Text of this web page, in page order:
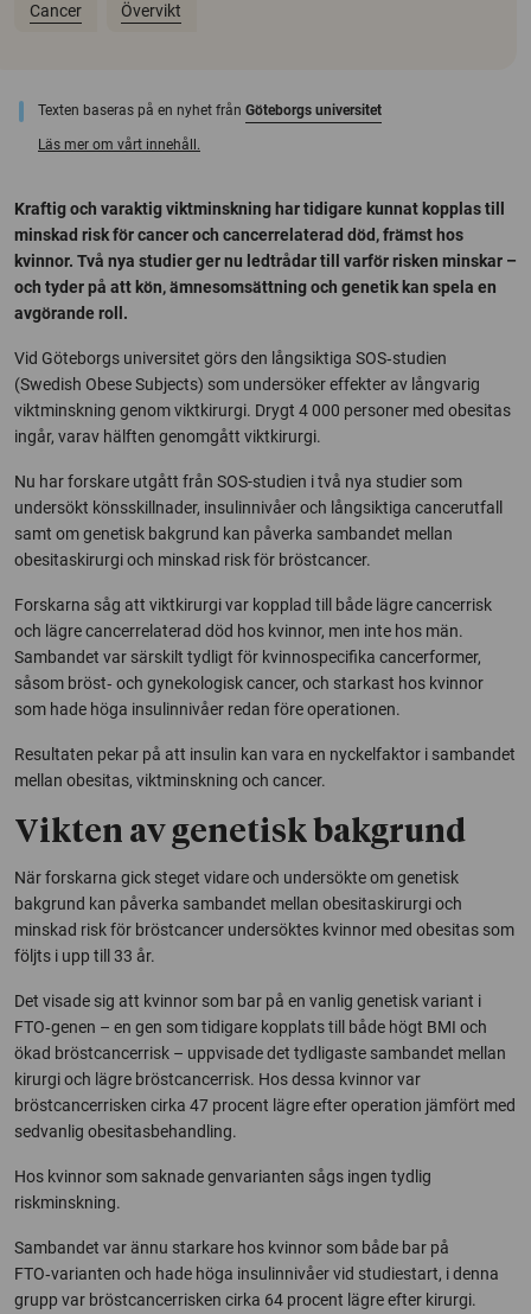
Cancer Övervikt
Texten baseras på en nyhet från Göteborgs universitet
Läs mer om vårt innehåll.
Kraftig och varaktig viktminskning har tidigare kunnat kopplas till
minskad risk för cancer och cancerrelaterad död, främst hos
kvinnor. Två nya studier ger nu ledtrådar till varför risken minskar –
och tyder på att kön, ämnesomsättning och genetik kan spela en
avgörande roll.
Vid Göteborgs universitet görs den långsiktiga SOS‑studien
(Swedish Obese Subjects) som undersöker effekter av långvarig
viktminskning genom viktkirurgi. Drygt 4 000 personer med obesitas
ingår, varav hälften genomgått viktkirurgi.
Nu har forskare utgått från SOS-studien i två nya studier som
undersökt könsskillnader, insulinnivåer och långsiktiga cancerutfall
samt om genetisk bakgrund kan påverka sambandet mellan
obesitaskirurgi och minskad risk för bröstcancer.
Forskarna såg att viktkirurgi var kopplad till både lägre cancerrisk
och lägre cancerrelaterad död hos kvinnor, men inte hos män.
Sambandet var särskilt tydligt för kvinnospecifika cancerformer,
såsom bröst‑ och gynekologisk cancer, och starkast hos kvinnor
som hade höga insulinnivåer redan före operationen.
Resultaten pekar på att insulin kan vara en nyckelfaktor i sambandet
mellan obesitas, viktminskning och cancer.
Vikten av genetisk bakgrund
När forskarna gick steget vidare och undersökte om genetisk
bakgrund kan påverka sambandet mellan obesitaskirurgi och
minskad risk för bröstcancer undersöktes kvinnor med obesitas som
följts i upp till 33 år.
Det visade sig att kvinnor som bar på en vanlig genetisk variant i
FTO‑genen – en gen som tidigare kopplats till både högt BMI och
ökad bröstcancerrisk – uppvisade det tydligaste sambandet mellan
kirurgi och lägre bröstcancerrisk. Hos dessa kvinnor var
bröstcancerrisken cirka 47 procent lägre efter operation jämfört med
sedvanlig obesitasbehandling.
Hos kvinnor som saknade genvarianten sågs ingen tydlig
riskminskning.
Sambandet var ännu starkare hos kvinnor som både bar på
FTO‑varianten och hade höga insulinnivåer vid studiestart, i denna
grupp var bröstcancerrisken cirka 64 procent lägre efter kirurgi.